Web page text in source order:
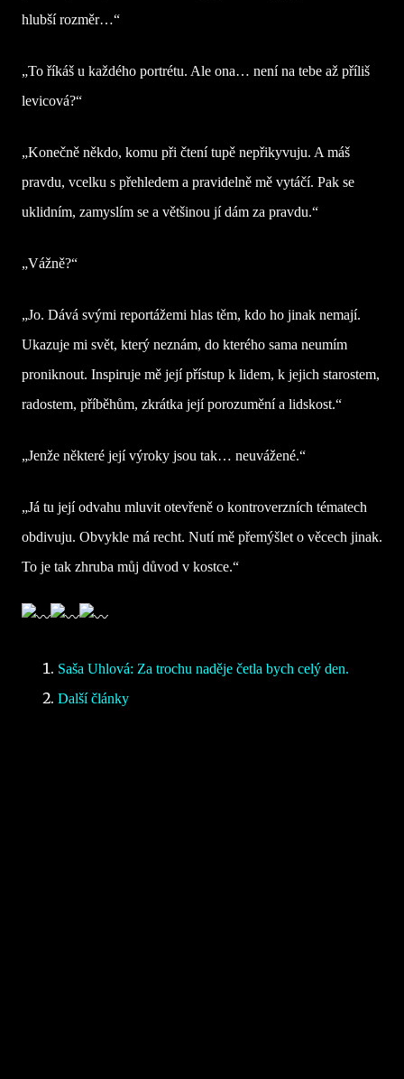
hlubší rozměr…“
„To říkáš u každého portrétu. Ale ona… není na tebe až příliš
levicová?“
„Konečně někdo, komu při čtení tupě nepřikyvuju. A máš
pravdu, vcelku s přehledem a pravidelně mě vytáčí. Pak se
uklidním, zamyslím se a většinou jí dám za pravdu.“
„Vážně?“
„Jo. Dává svými reportážemi hlas těm, kdo ho jinak nemají.
Ukazuje mi svět, který neznám, do kterého sama neumím
proniknout. Inspiruje mě její přístup k lidem, k jejich starostem,
radostem, příběhům, zkrátka její porozumění a lidskost.“
„Jenže některé její výroky jsou tak… neuvážené.“
„Já tu její odvahu mluvit otevřeně o kontroverzních tématech
obdivuju. Obvykle má recht. Nutí mě přemýšlet o věcech jinak.
To je tak zhruba můj důvod v kostce.“
Saša Uhlová: Za trochu naděje četla bych celý den.
Další články